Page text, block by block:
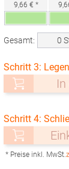
9,66 € *
Gesamt: 0
Schritt 3:
Schritt 4:
* Preise inkl. MwSt.